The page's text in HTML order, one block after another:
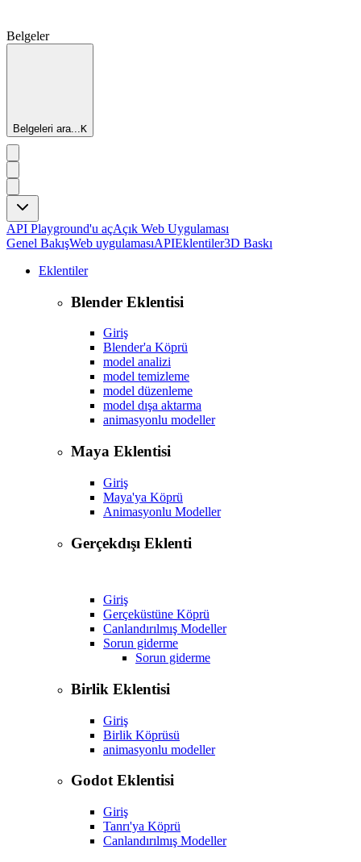
Belgeler
Belgeleri ara...K
API Playground'u açAçık Web Uygulaması
Genel BakışWeb uygulamasıAPIEklentiler3D Baskı
Eklentiler
Blender Eklentisi
Giriş
Blender'a Köprü
model analizi
model temizleme
model düzenleme
model dışa aktarma
animasyonlu modeller
Maya Eklentisi
Giriş
Maya'ya Köprü
Animasyonlu Modeller
Gerçekdışı Eklenti
Giriş
Gerçeküstüne Köprü
Canlandırılmış Modeller
Sorun giderme
Sorun giderme
Birlik Eklentisi
Giriş
Birlik Köprüsü
animasyonlu modeller
Godot Eklentisi
Giriş
Tanrı'ya Köprü
Canlandırılmış Modeller